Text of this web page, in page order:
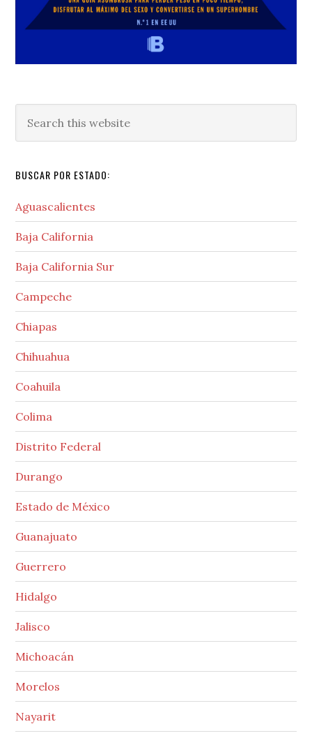
this
BUSCAR POR ESTADO:
Aguascalientes
Baja California
Baja California Sur
Campeche
Chiapas
Chihuahua
Coahuila
Colima
Distrito Federal
Durango
Estado de México
Guanajuato
Guerrero
Hidalgo
Jalisco
Michoacán
Morelos
Nayarit